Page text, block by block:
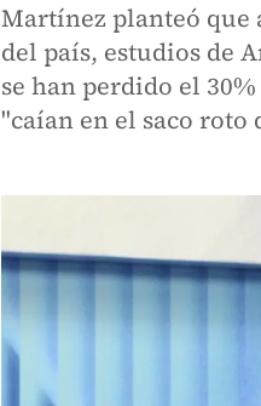
Martínez planteó que
del país, estudios de
se han perdido el
"caían en el saco